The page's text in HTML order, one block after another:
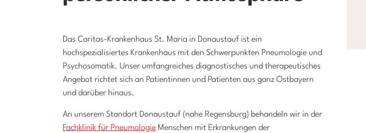
Das Caritas-Krankenhaus St. Maria in Donaustauf ist ein
hochspezialisiertes Krankenhaus mit den Schwerpunkten Pneumologie und
Psychosomatik. Unser umfangreiches diagnostisches und therapeutisches
Angebot richtet sich an Patientinnen und Patienten aus ganz Ostbayern
und darüber hinaus.
An unserem Standort Donaustauf (nahe Regensburg) behandeln wir in der
Fachklinik für Pneumologie Menschen mit Erkrankungen der